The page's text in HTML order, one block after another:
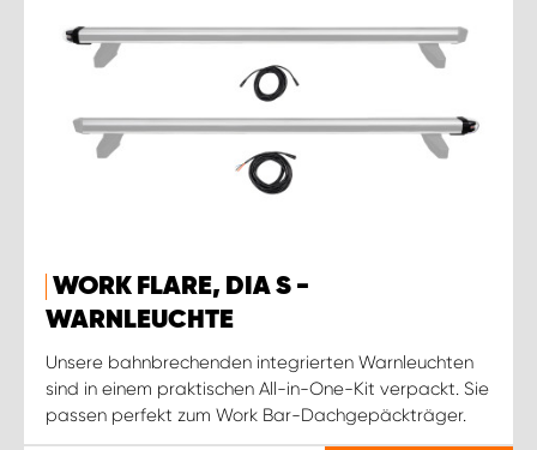
WORK FLARE, DIA S -
WARNLEUCHTE
Unsere bahnbrechenden integrierten Warnleuchten
sind in einem praktischen All-in-One-Kit verpackt. Sie
passen perfekt zum Work Bar-Dachgepäckträger.